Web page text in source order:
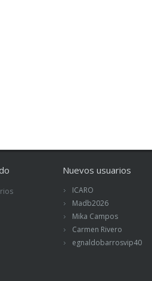
Nuevos usuarios
ICARO
Madb2026
Mika Campos
Carmen Rivero
egnaldobarrosvip40